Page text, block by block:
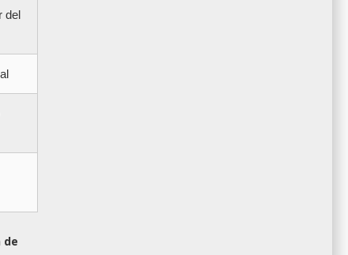
del
de